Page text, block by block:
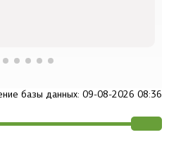
базы данных: 09-08-2026 08:36